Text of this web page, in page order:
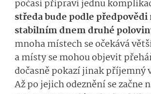
počasí připraví jednu
středa bude podle
stabilním dnem druhé
mnoha místech se očekává
a místy se mohou objevit
dočasně pokazí jinak příjemný
Až po jejich odeznění se začne